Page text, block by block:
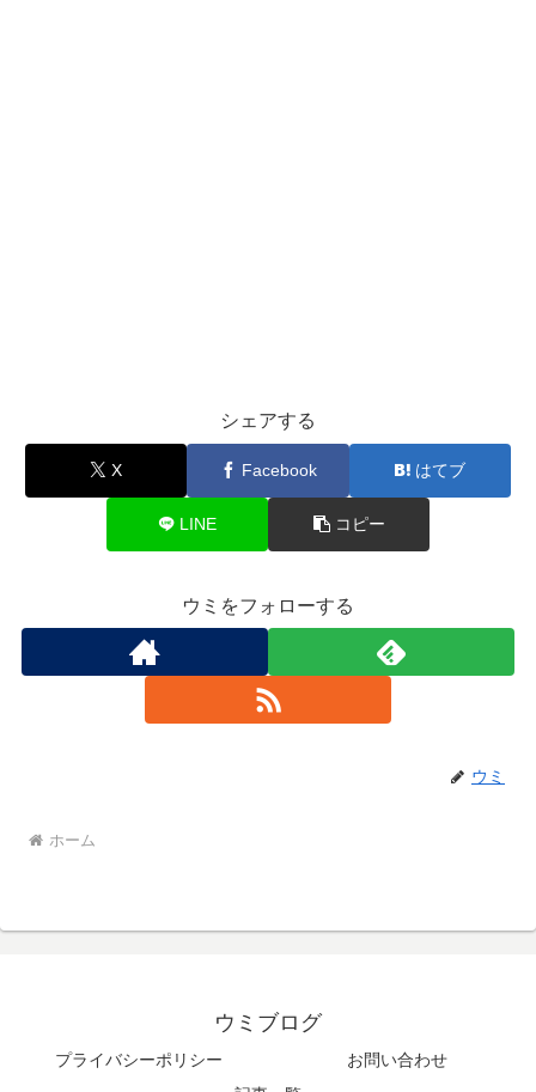
シェアする
X Facebook はてブ
LINE コピー
ウミをフォローする
ウミ
ホーム
ウミブログ
プライバシーポリシー
お問い合わせ